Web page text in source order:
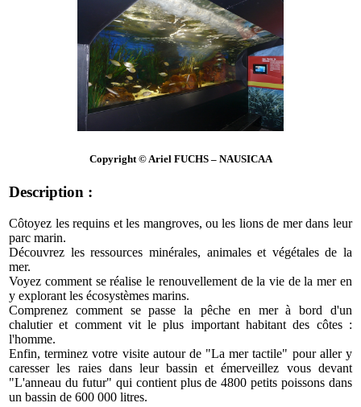
Copyright © Ariel FUCHS – NAUSICAA
Description :
Côtoyez les requins et les mangroves, ou les lions de mer dans leur
parc marin.
Découvrez les ressources minérales, animales et végétales de la
mer.
Voyez comment se réalise le renouvellement de la vie de la mer en
y explorant les écosystèmes marins.
Comprenez comment se passe la pêche en mer à bord d'un
chalutier et comment vit le plus important habitant des côtes :
l'homme.
Enfin, terminez votre visite autour de "La mer tactile" pour aller y
caresser les raies dans leur bassin et émerveillez vous devant
"L'anneau du futur" qui contient plus de 4800 petits poissons dans
un bassin de 600 000 litres.